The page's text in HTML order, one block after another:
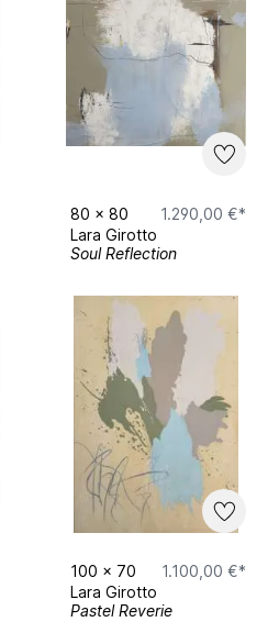
80 x 80
1.290,00 €*
Lara Girotto
Soul Reflection
100 x 70
1.100,00 €*
Lara Girotto
Pastel Reverie